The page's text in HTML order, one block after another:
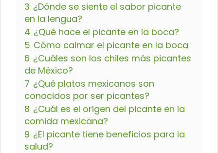
3 ¿Dónde se siente el sabor picante
en la lengua?
4 ¿Qué hace el picante en la boca?
5 Cómo calmar el picante en la boca
6 ¿Cuáles son los chiles más picantes
de México?
7 ¿Qué platos mexicanos son
conocidos por ser picantes?
8 ¿Cuál es el origen del picante en la
comida mexicana?
9 ¿El picante tiene beneficios para la
salud?